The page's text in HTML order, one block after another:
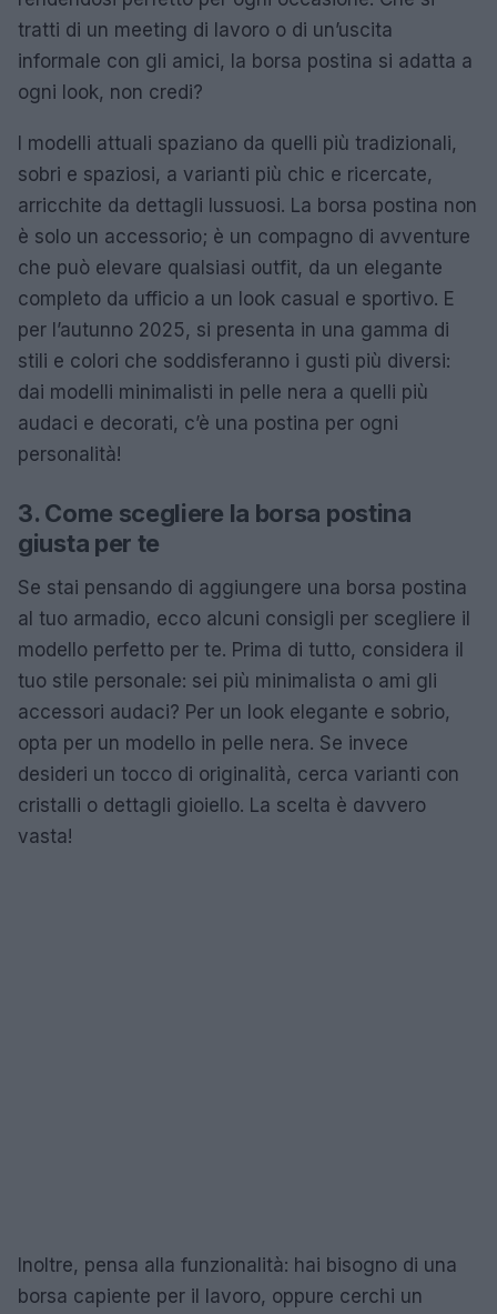
tratti di un meeting di lavoro o di un’uscita
informale con gli amici, la borsa postina si adatta a
ogni look, non credi?
I modelli attuali spaziano da quelli più tradizionali,
sobri e spaziosi, a varianti più chic e ricercate,
arricchite da dettagli lussuosi. La borsa postina non
è solo un accessorio; è un compagno di avventure
che può elevare qualsiasi outfit, da un elegante
completo da ufficio a un look casual e sportivo. E
per l’autunno 2025, si presenta in una gamma di
stili e colori che soddisferanno i gusti più diversi:
dai modelli minimalisti in pelle nera a quelli più
audaci e decorati, c’è una postina per ogni
personalità!
3. Come scegliere la borsa postina
giusta per te
Se stai pensando di aggiungere una borsa postina
al tuo armadio, ecco alcuni consigli per scegliere il
modello perfetto per te. Prima di tutto, considera il
tuo stile personale: sei più minimalista o ami gli
accessori audaci? Per un look elegante e sobrio,
opta per un modello in pelle nera. Se invece
desideri un tocco di originalità, cerca varianti con
cristalli o dettagli gioiello. La scelta è davvero
vasta!
Inoltre, pensa alla funzionalità: hai bisogno di una
borsa capiente per il lavoro, oppure cerchi un